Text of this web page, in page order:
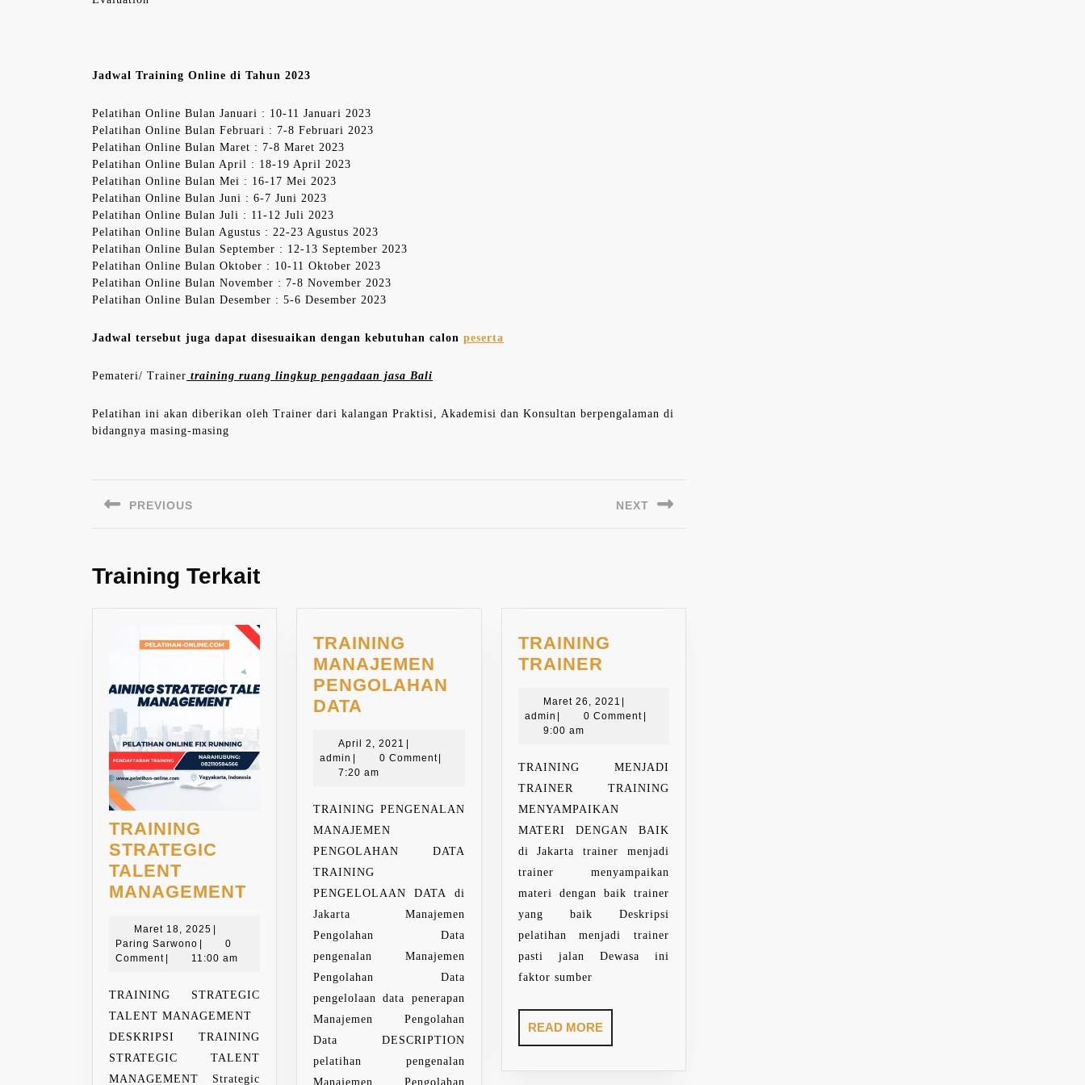
Jadwal Training Online di Tahun 2023
Pelatihan Online Bulan Januari : 10-11 Januari 2023
Pelatihan Online Bulan Februari : 7-8 Februari 2023
Pelatihan Online Bulan Maret : 7-8 Maret 2023
Pelatihan Online Bulan April : 18-19 April 2023
Pelatihan Online Bulan Mei : 16-17 Mei 2023
Pelatihan Online Bulan Juni : 6-7 Juni 2023
Pelatihan Online Bulan Juli : 11-12 Juli 2023
Pelatihan Online Bulan Agustus : 22-23 Agustus 2023
Pelatihan Online Bulan September : 12-13 September 2023
Pelatihan Online Bulan Oktober : 10-11 Oktober 2023
Pelatihan Online Bulan November : 7-8 November 2023
Pelatihan Online Bulan Desember : 5-6 Desember 2023
Jadwal tersebut juga dapat disesuaikan dengan kebutuhan calon peserta
Pemateri/ Trainer training ruang lingkup pengadaan jasa Bali
Pelatihan ini akan diberikan oleh Trainer dari kalangan Praktisi, Akademisi dan Konsultan berpengalaman di
bidangnya masing-masing
posPREVIOUS NEXT
Training Terkait
TRAINING
STRATEGIC
TALENT
MANAGEMENTTRAINING
STRATEGIC
TALENT
MANAGEMENT
Maret 18, 2025 Maret
18,
2025
Paring Sarwono Paring
Sarwono
0
Comment
11:00 am
TRAINING STRATEGIC
TALENT MANAGEMENT
DESKRIPSI TRAINING
STRATEGIC TALENT
MANAGEMENT Strategic
TRAINING
MANAJEMEN
PENGOLAHAN
DATA
PENGOLAHAN
DATA
April 2, 2021 April
2,
admin admin0 Comment
7:20 am
TRAINING PENGENALAN
MANAJEMEN
PENGOLAHAN DATA
TRAINING
PENGELOLAAN DATA di
Jakarta Manajemen
Pengolahan Data
pengenalan Manajemen
Pengolahan Data
pengelolaan data penerapan
Manajemen Pengolahan
Data DESCRIPTION
pelatihan pengenalan
Manajemen Pengolahan
TRAINING
TRAINER
Maret 26, 2021 Maret
26,
admin admin0 Comment
9:00 am
TRAINING MENJADI
TRAINER TRAINING
MENYAMPAIKAN
MATERI DENGAN BAIK
di Jakarta trainer menjadi
trainer menyampaikan
materi dengan baik trainer
yang baik Deskripsi
pelatihan menjadi trainer
pasti jalan Dewasa ini
faktor sumber
READ MOREREAD
MORE